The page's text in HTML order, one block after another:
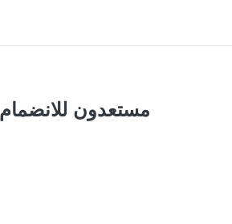
مستعدون للانضمام